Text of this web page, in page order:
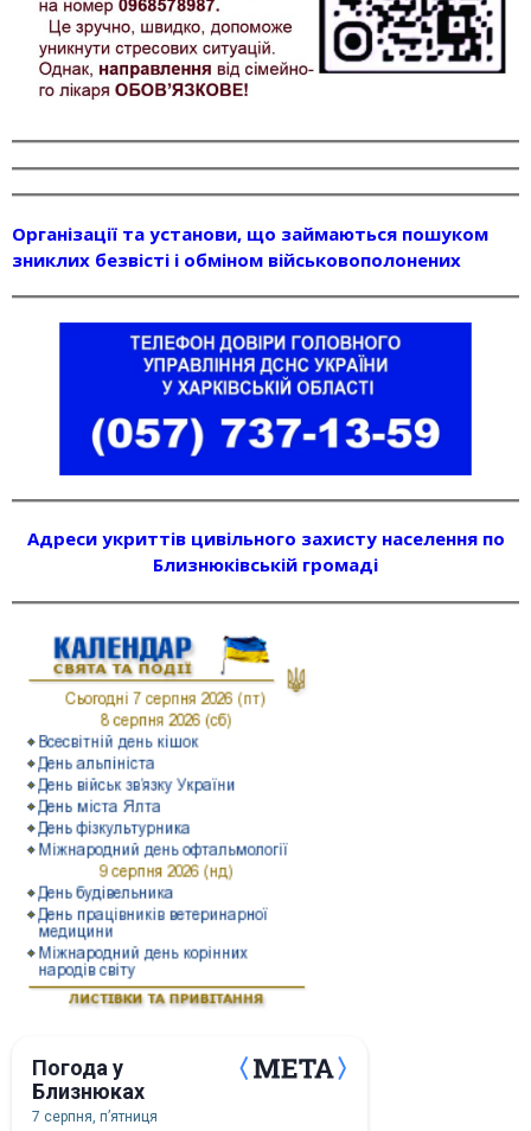
Організації та установи, що займаються пошуком
зниклих безвісті і обміном військовополонених
Адреси укриттів цивільного захисту населення по
Близнюківській громаді
Погода у
Близнюках
7 серпня, пʼятниця